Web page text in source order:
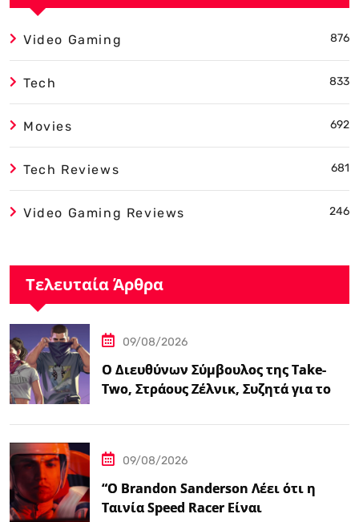
Video Gaming 876
Tech 833
Movies 692
Tech Reviews 681
Video Gaming Reviews 246
Τελευταία Άρθρα
09/08/2026
Ο Διευθύνων Σύμβουλος της Take-
Two, Στράους Ζέλνικ, Συζητά για το
09/08/2026
“Ο Brandon Sanderson Λέει ότι η
Ταινία Speed Racer Είναι